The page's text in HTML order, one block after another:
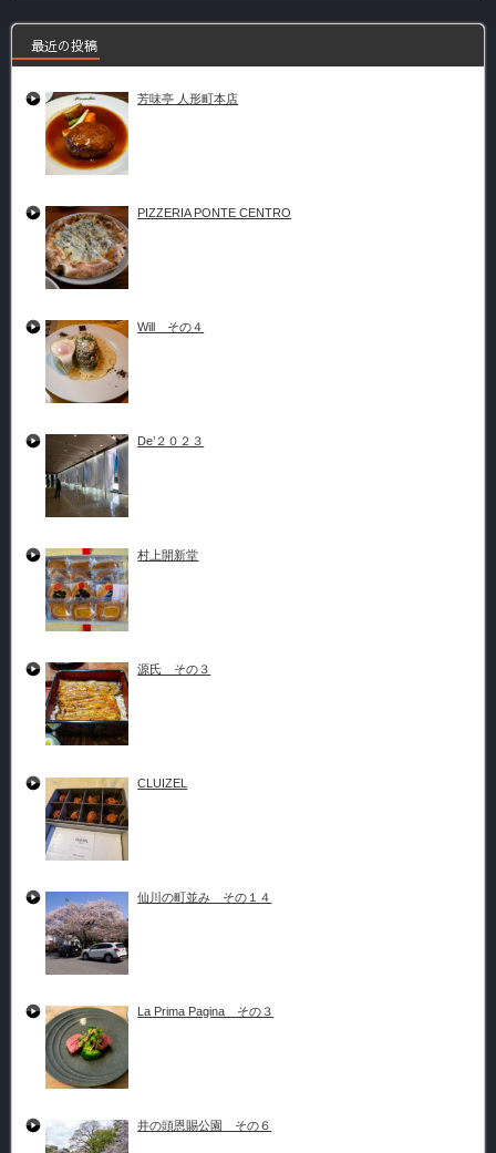
最近の投稿
芳味亭 人形町本店
PIZZERIA PONTE CENTRO
Will その４
De’２０２３
村上開新堂
源氏 その３
CLUIZEL
仙川の町並み その１４
La Prima Pagina その３
井の頭恩賜公園 その６